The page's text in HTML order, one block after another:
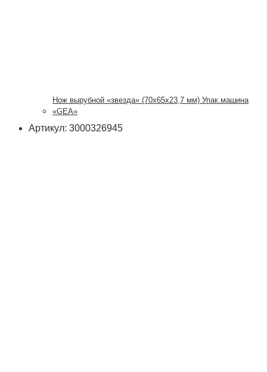
Нож вырубной «звезда» (70х65х23,7 мм) Упак.машина
«GEA»
Артикул: 3000326945